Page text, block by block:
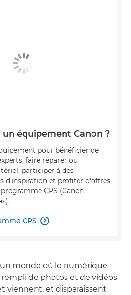
un équipement Canon ?
pour bénéficier de
faire réparer ou
participer à des
d'inspiration et profiter d'offres
CPS (Canon
CPS 
un monde où le numérique
de photos et de vidéos
viennent, et disparaissent